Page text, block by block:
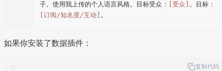
子。使用我上传的个人语言风格。目标受众：
[受众] 。目标：
[订阅/知名度/互动]
如果你安装了数据插件：
复制代码